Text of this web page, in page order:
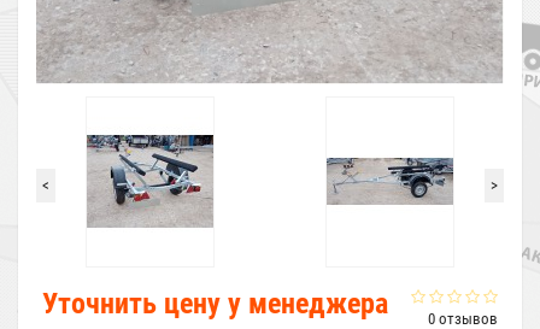
< >
0 отзывов
Уточнить цену у менеджера